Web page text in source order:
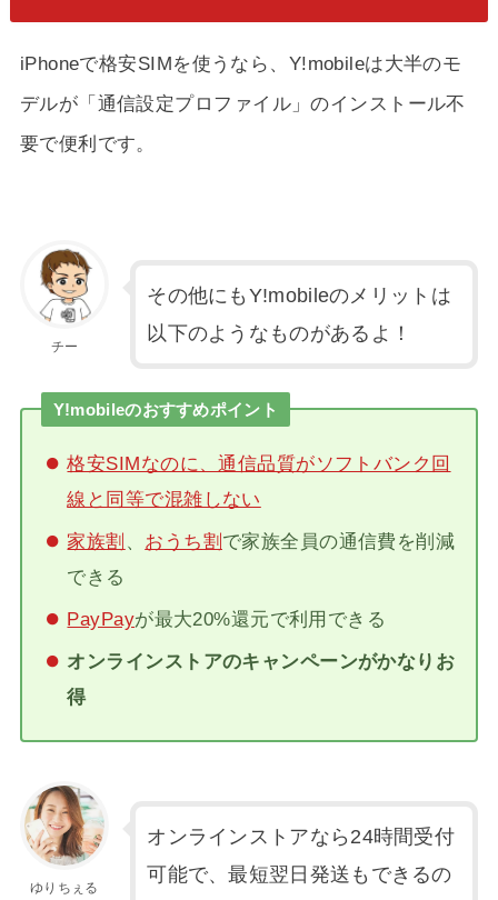
iPhoneで格安SIMを使うなら、Y!mobileは大半のモ
デルが「通信設定プロファイル」のインストール不
要で便利です。
チー
その他にもY!mobileのメリットは
以下のようなものがあるよ！
Y!mobileのおすすめポイント
格安SIMなのに、通信品質がソフトバンク回
線と同等で混雑しない
家族割 、 おうち割で家族全員の通信費を削減
できる
PayPayが最大20%還元で利用できる
オンラインストアのキャンペーンがかなりお
得
ゆりちぇる
オンラインストアなら24時間受付
可能で、最短翌日発送もできるの